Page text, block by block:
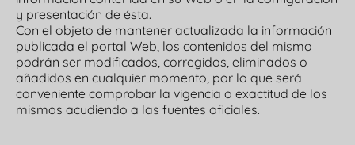
y presentación de ésta.
Con el objeto de mantener actualizada la información
publicada el portal Web, los contenidos del mismo
podrán ser modificados, corregidos, eliminados o
añadidos en cualquier momento, por lo que será
conveniente comprobar la vigencia o exactitud de los
mismos acudiendo a las fuentes oficiales.